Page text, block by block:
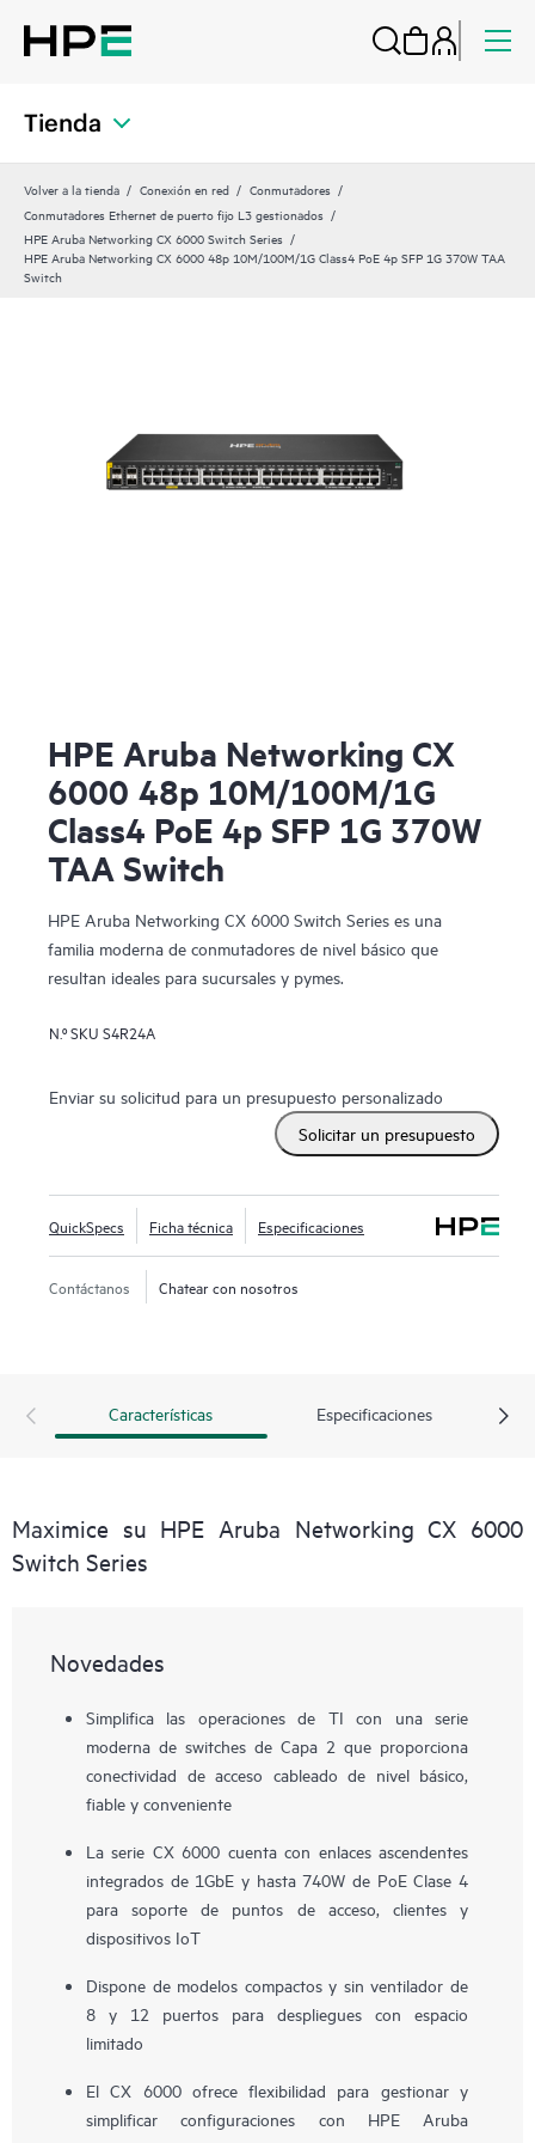
Tienda
Volver a la tienda Conexión en red
Conmutadores
Conmutadores Ethernet de puerto fijo L3 gestionados
HPE Aruba Networking CX 6000 Switch Series
HPE Aruba Networking CX 6000 48p 10M/100M/1G Class4 PoE 4p SFP 1G 370W TAA
Switch
HPE Aruba Networking CX
6000 48p 10M/100M/1G
Class4 PoE 4p SFP 1G 370W
TAA Switch
HPE Aruba Networking CX 6000 Switch Series es una
familia moderna de conmutadores de nivel básico que
resultan ideales para sucursales y pymes.
N.º SKU S4R24A
Enviar su solicitud para un presupuesto personalizado
Solicitar un presupuesto
QuickSpecs Ficha técnica Especificaciones
Contáctanos Chatear con nosotros
Características Especificaciones
Maximice su HPE Aruba Networking CX 6000
Switch Series
Novedades
Simplifica las operaciones de TI con una serie
moderna de switches de Capa 2 que proporciona
conectividad de acceso cableado de nivel básico,
fiable y conveniente
La serie CX 6000 cuenta con enlaces ascendentes
integrados de 1GbE y hasta 740W de PoE Clase 4
para soporte de puntos de acceso, clientes y
dispositivos IoT
Dispone de modelos compactos y sin ventilador de
8 y 12 puertos para despliegues con espacio
limitado
El CX 6000 ofrece flexibilidad para gestionar y
simplificar configuraciones con HPE Aruba